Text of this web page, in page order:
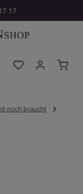
17
Du hast 0
noch braucht